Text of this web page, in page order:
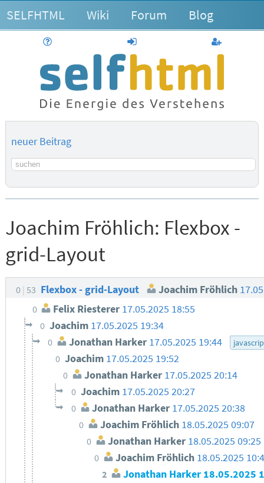
SELFHTML Wiki Forum Blog
anmelden
neuer Beitrag
Suchbegriff
Joachim Fröhlich: Flexbox -
grid-Layout
0 53 Flexbox - grid-Layout Joachim Fröhlich
0 Felix Riesterer 17.05.2025 18:55
0 Joachim 17.05.2025 19:34
0 Jonathan Harker 17.05.2025 19:44
0 Joachim 17.05.2025 19:52
0 Jonathan Harker 17.05.2025 20:14
0 Joachim 17.05.2025 20:27
0 Jonathan Harker 17.05.2025 20:38
0 Joachim Fröhlich 18.05.2025 09:07
0 Jonathan Harker 18.05.2025 09:25
0 Joachim Fröhlich 18.05.2025
2 Jonathan Harker 18.05.2025